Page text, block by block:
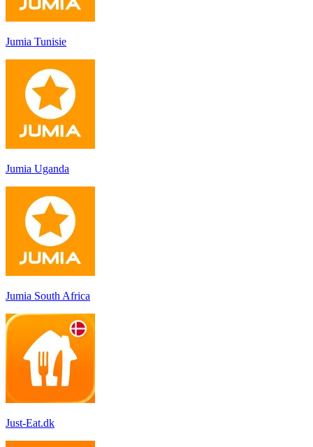
Jumia Tunisie
Jumia Uganda
Jumia South Africa
Just-Eat.dk